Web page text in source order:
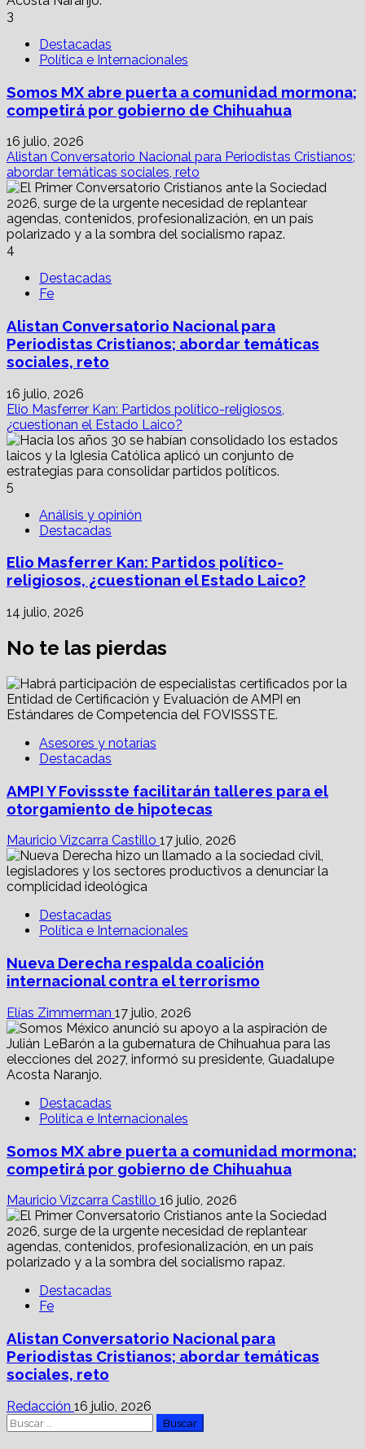
3
Destacadas
Política e Internacionales
Somos MX abre puerta a comunidad mormona;
competirá por gobierno de Chihuahua
16 julio, 2026
Alistan Conversatorio Nacional para Periodistas Cristianos;
abordar temáticas sociales, reto
4
Destacadas
Fe
Alistan Conversatorio Nacional para
Periodistas Cristianos; abordar temáticas
sociales, reto
16 julio, 2026
Elio Masferrer Kan: Partidos político-religiosos,
¿cuestionan el Estado Laico?
5
Análisis y opinión
Destacadas
Elio Masferrer Kan: Partidos político-
religiosos, ¿cuestionan el Estado Laico?
14 julio, 2026
No te las pierdas
Asesores y notarías
Destacadas
AMPI Y Fovissste facilitarán talleres para el
otorgamiento de hipotecas
Mauricio Vizcarra Castillo 17 julio, 2026
Destacadas
Política e Internacionales
Nueva Derecha respalda coalición
internacional contra el terrorismo
Elías Zimmerman 17 julio, 2026
Destacadas
Política e Internacionales
Somos MX abre puerta a comunidad mormona;
competirá por gobierno de Chihuahua
Mauricio Vizcarra Castillo 16 julio, 2026
Destacadas
Fe
Alistan Conversatorio Nacional para
Periodistas Cristianos; abordar temáticas
sociales, reto
Redacción 16 julio, 2026
Buscar: